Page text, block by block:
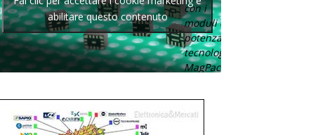
con i
moduli di
potenza con
tecnologia
MagPack.
abilitare questo contenuto